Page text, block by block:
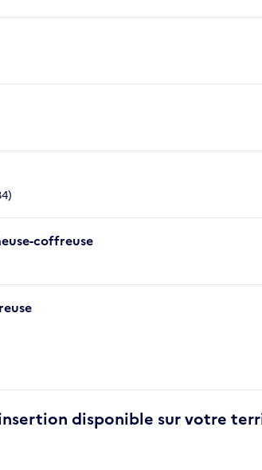
coffreuse
disponible sur votre